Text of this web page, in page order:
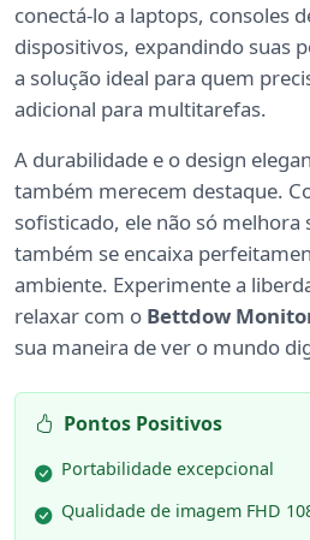
conectá-lo a laptops, consoles
dispositivos, expandindo suas
a solução ideal para quem
adicional para multitarefas.
A durabilidade e o design
também merecem destaque.
sofisticado, ele não só
também se encaixa
ambiente. Experimente a
relaxar com o Bettdow
sua maneira de ver o mundo
Pontos Positivos
Portabilidade excepcional
Qualidade de imagem FHD